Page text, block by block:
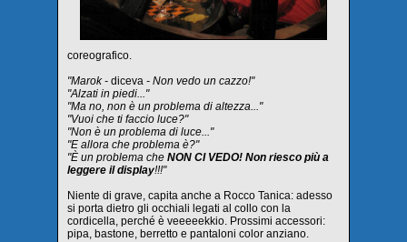
coreografico.
"Marok - diceva - Non vedo un cazzo!"
"Alzati in piedi..."
"Ma no, non è un problema di altezza..."
"Vuoi che ti faccio luce?"
"Non è un problema di luce..."
"E allora che problema è?"
"È un problema che NON CI VEDO! Non riesco più a
leggere il display!!!"
Niente di grave, capita anche a Rocco Tanica: adesso
si porta dietro gli occhiali legati al collo con la
cordicella, perché è veeeeekkio. Prossimi accessori:
pipa, bastone, berretto e pantaloni color anziano.